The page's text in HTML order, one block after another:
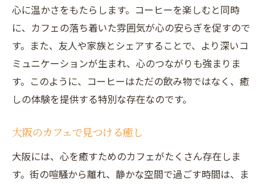
心に温かさをもたらします。コーヒーを楽しむと同時
に、カフェの落ち着いた雰囲気が心の安らぎを促すので
す。また、友人や家族とシェアすることで、より深いコ
ミュニケーションが生まれ、心のつながりも強まりま
す。このように、コーヒーはただの飲み物ではなく、癒
しの体験を提供する特別な存在なのです。
大阪のカフェで見つける癒し
大阪には、心を癒すためのカフェがたくさん存在しま
す。街の喧騒から離れ、静かな空間で過ごす時間は、ま